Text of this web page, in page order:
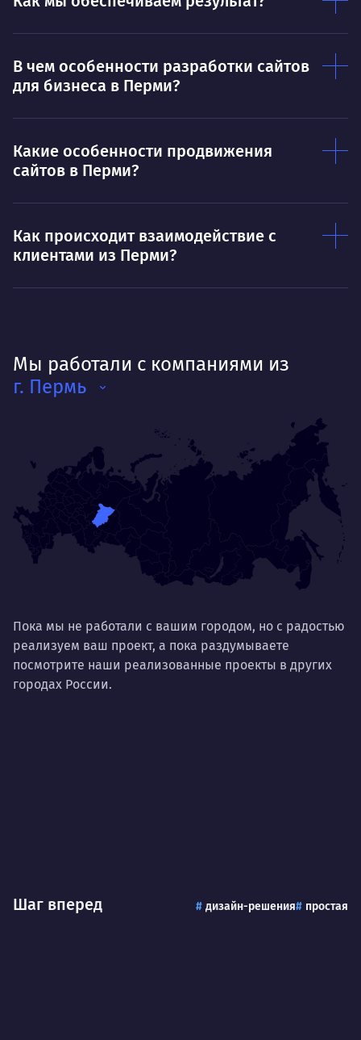
В чем особенности разработки сайтов
для бизнеса в Перми?
Какие особенности продвижения
сайтов в Перми?
Как происходит взаимодействие с
клиентами из Перми?
Мы работали с компаниями из
г. Пермь
Пока мы не работали с вашим городом, но с радостью
реализуем ваш проект, а пока раздумываете
посмотрите наши реализованные проекты в других
городах России.
Шаг вперед дизайн-решения простая